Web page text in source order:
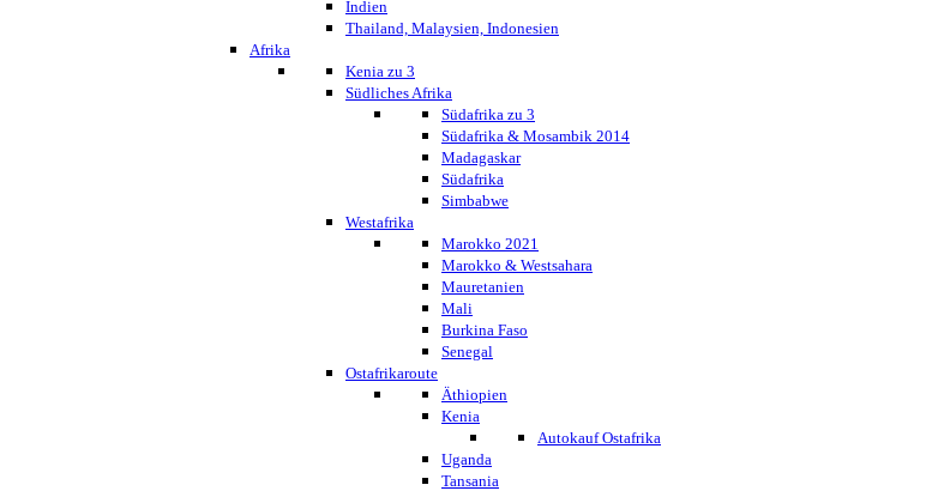
Indien
Thailand, Malaysien, Indonesien
Afrika
Kenia zu 3
Südliches Afrika
Südafrika zu 3
Südafrika & Mosambik 2014
Madagaskar
Südafrika
Simbabwe
Westafrika
Marokko 2021
Marokko & Westsahara
Mauretanien
Mali
Burkina Faso
Senegal
Ostafrikaroute
Äthiopien
Kenia
Autokauf Ostafrika
Uganda
Tansania